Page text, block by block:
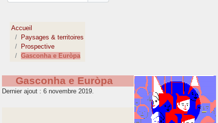
Accueil
Paysages & territoires
Prospective
Gasconha e Euròpa
Gasconha e Euròpa
Dernier ajout : 6 novembre 2019.